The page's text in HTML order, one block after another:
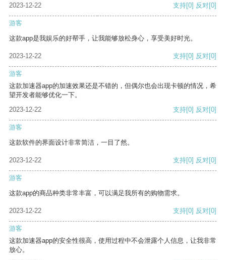
2023-12-22 支持[0] 反对[0]
游客
这款app是我娱乐的好帮手，让我能够放松身心，享受美好时光。
2023-12-22 支持[0] 反对[0]
游客
这款加速器app的加速效果还是不错的，但偶尔也会出现卡顿的情况，希
望开发者能够优化一下。
2023-12-22
支持[0] 反对[0]
游客
这款软件的界面设计非常简洁，一目了然。
2023-12-22 支持[0] 反对[0]
游客
这款app的商品种类非常丰富，可以满足我所有的购物需求。
2023-12-22 支持[0] 反对[0]
游客
这款加速器app的安全性很高，使用过程中不会泄露个人信息，让我非常
放心。